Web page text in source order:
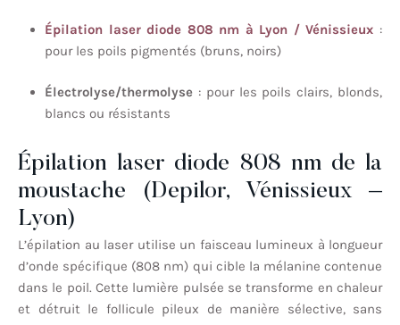
Épilation laser diode 808 nm à Lyon / Vénissieux :
pour les poils pigmentés (bruns, noirs)
Électrolyse/thermolyse : pour les poils clairs, blonds,
blancs ou résistants
Épilation laser diode 808 nm de la
moustache (Depilor, Vénissieux –
Lyon)
L’épilation au laser utilise un faisceau lumineux à longueur
d’onde spécifique (808 nm) qui cible la mélanine contenue
dans le poil. Cette lumière pulsée se transforme en chaleur
et détruit le follicule pileux de manière sélective, sans